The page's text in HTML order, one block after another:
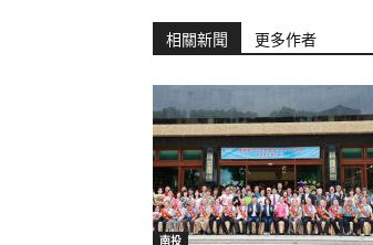
相關新聞 更多作者
南投